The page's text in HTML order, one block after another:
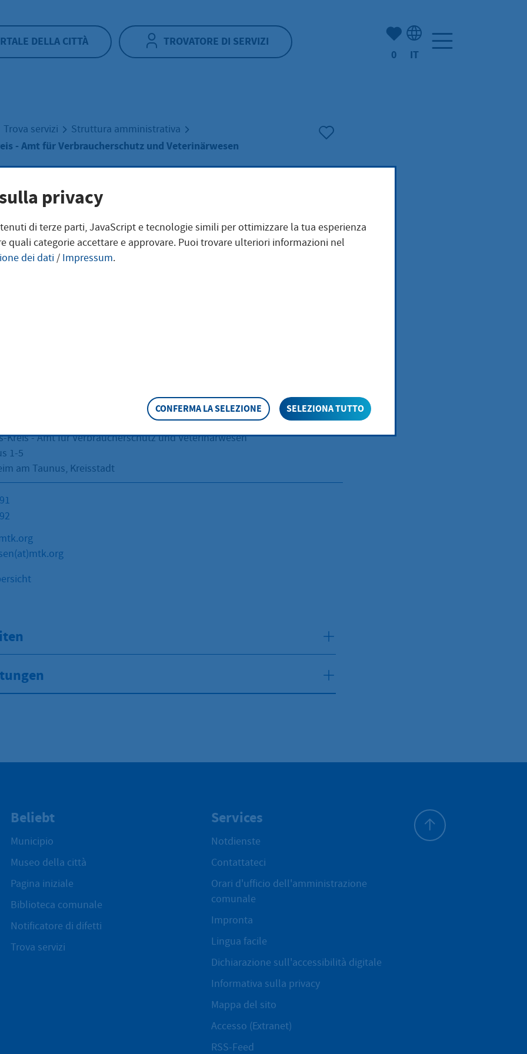
DELLA CITTÀ TROVATORE DI SERVIZI
(Mio) Hofheim:
0 IT
Trova servizi Struttura amministrativa
- Amt für Verbraucherschutz und Veterinärwesen
Kreis - Amt
Kreis - Amt für Verbraucherschutz und Veterinärwesen
1-5
am Taunus, Kreisstadt
Beliebt
Municipio
Museo della città
Pagina iniziale
Biblioteca comunale
Notificatore di difetti
Trova servizi
Services
Notdienste
Contattateci
Orari d'ufficio dell'amministrazione
comunale
Impronta
Lingua facile
Dichiarazione sull'accessibilità digitale
Informativa sulla privacy
Mappa del sito
Accesso (Extranet)
RSS-Feed
privacy
di terze parti, JavaScript e tecnologie simili per ottimizzare la tua esperienza
quali categorie accettare e approvare. Puoi trovare ulteriori informazioni nel
dei dati / Impressum.
CONFERMA LA SELEZIONE SELEZIONA TUTTO